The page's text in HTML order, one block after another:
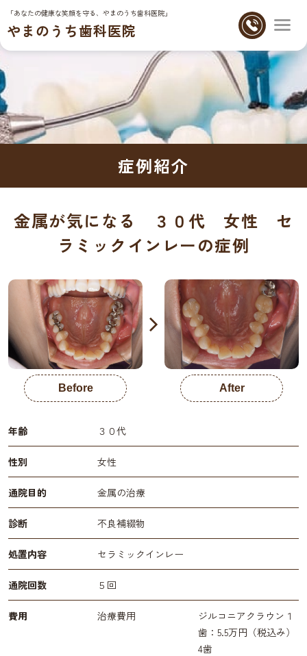
「あなたの健康な笑顔を守る、やまのうち歯科医院」
やまのうち歯科医院
症例紹介
金属が気になる ３０代 女性 セ
ラミックインレーの症例
Before After
年齢 ３０代
性別 女性
通院目的 金属の治療
診断 不良補綴物
処置内容 セラミックインレー
通院回数 ５回
費用 治療費用
ジルコニアクラウン１
歯：5.5万円（税込み）
4歯